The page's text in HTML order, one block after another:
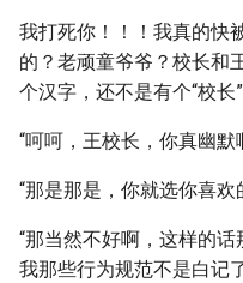
我打死你！！！我真的快
的？老顽童爷爷？校长和
个汉字，还不是有个“校长
“呵呵，王校长，你真幽默
“那是那是，你就选你喜欢
“那当然不好啊，这样的
我那些行为规范不是白记